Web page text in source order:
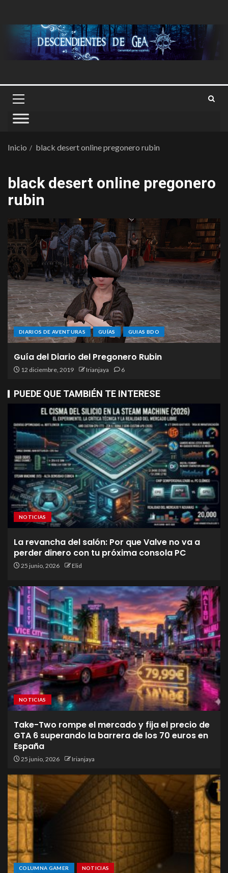
Inicio black desert online pregonero rubin
black desert online pregonero
rubin
DIARIOS DE AVENTURAS GUÍAS GUIAS BDO
Guía del Diario del Pregonero Rubin
12 diciembre, 2019 Irianjaya 6
PUEDE QUE TAMBIÉN TE INTERESE
NOTICIAS
La revancha del salón: Por que Valve no va a
perder dinero con tu próxima consola PC
25 junio, 2026 Elid
NOTICIAS
Take-Two rompe el mercado y fija el precio de
GTA 6 superando la barrera de los 70 euros en
España
25 junio, 2026 Irianjaya
COLUMNA GAMER NOTICIAS